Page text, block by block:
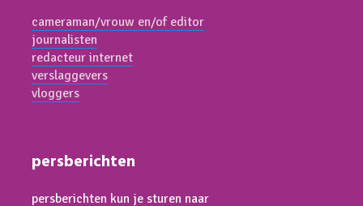
cameraman/vrouw en/of editor
journalisten
redacteur internet
verslaggevers
vloggers
persberichten
persberichten kun je sturen naar